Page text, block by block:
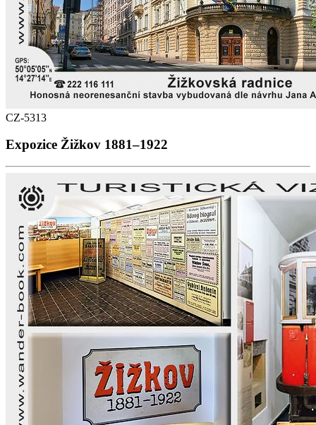
CZ-5313
Expozice Žižkov 1881–1922